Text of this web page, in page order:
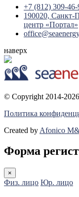
+7 (812) 309-46-
190020, Санкт-
центр «Портал»
наверх
© Copyright 2014-2026
Политика
Created by Afonico
Форма
×
Физ. лицо Юр. лицо